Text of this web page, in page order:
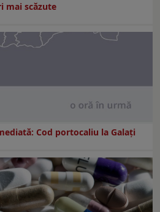
mai scăzute
Cod portocaliu la Galaţi